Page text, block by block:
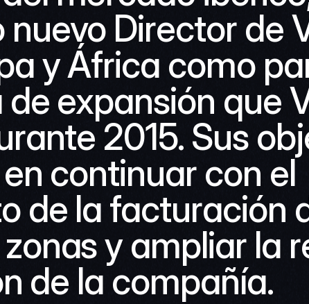
Director de
y África como
expansión que
2015. Sus
continuar con el
de la facturación
y ampliar la
de la compañía.